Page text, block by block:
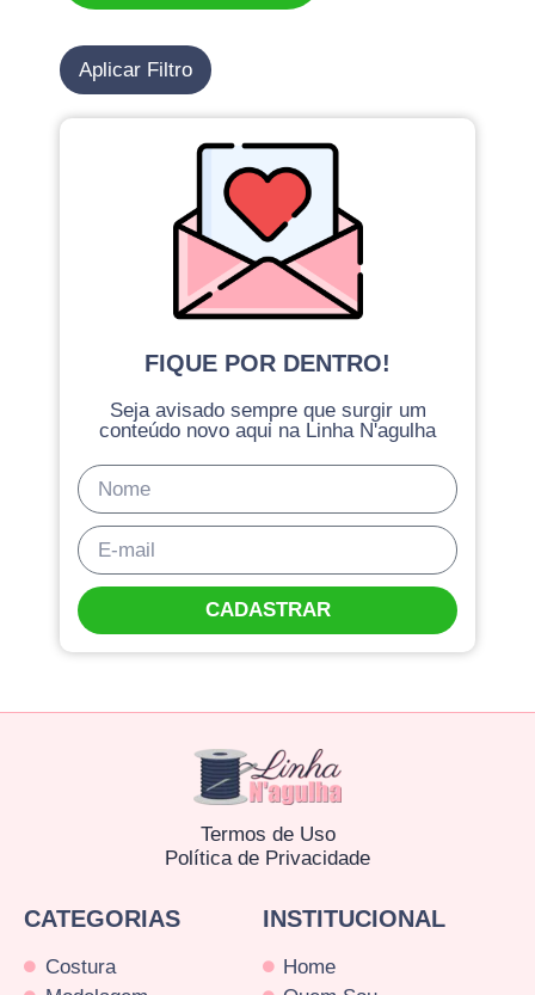
Aplicar Filtro
FIQUE POR DENTRO!
Seja avisado sempre que surgir um
conteúdo novo aqui na Linha N'agulha
CADASTRAR
Termos de Uso
Política de Privacidade
CATEGORIAS
Costura
INSTITUCIONAL
Home